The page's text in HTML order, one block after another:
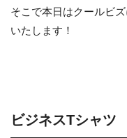
そこで本日はクールビ
いたします！
ビジネスTシャツ